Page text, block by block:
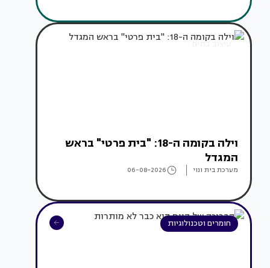
עיצוב בתים
וילה בקומה ה-18: "בית פרטי" בראש
המגדל
מערכת בית ונוי 06-08-2026
חומרים וטכנולוגיות